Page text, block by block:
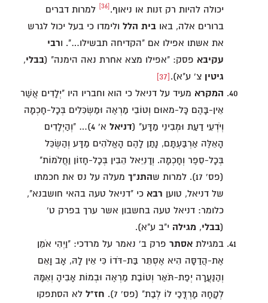
יכולה להיות רק זנות או ניאוף. [36]
למרות דברים
ברורים אלה, באו בית הלל ולימדו כי בעל יכול לגרש
את אשתו אפילו אם "הקדיחה תבשילו…". ורבי
עקיבא פסק: "אפילו מצא אחרת נאה הימנה" (בבלי,
גיטין צ' ע"א).[37]
המקרא מעיד על דניאל כי הוא וחבריו היו "יְלָדִים אֲשֶׁר
אֵין-בָּהֶם כָּל-מאוּם וְטוֹבֵי מַרְאֶה וּמַשְׂכִּלִים בְּכָל-חָכְמָה
וְיֹדְעֵי דַעַת וּמְבִינֵי מַדָּע" (דניאל
א' 4)… "וְהַיְלָדִים
הָאֵלֶּה אַרְבַּעְתָּם, נָתַן לָהֶם הָאֱלֹהִים מַדָּע וְהַשְׂכֵּל
בְּכָל-סֵפֶר וְחָכְמָה. וְדָנִיֵּאל הֵבִין בְּכָל-חָזוֹן וַחֲלֹמוֹת"
(פס' 17). למרות ש
התנ"ך מעלה על נס את חכמתו
של דניאל, טוען רבא כי "דניאל טעה בהאי חושבנא",
כלומר: דניאל טעה בחשבון אשר ערך בפרק ט'
(בבלי, מגילה י"ב ע"א).
במגילת אסתר פרק ב' נאמר על מרדכי: "וַיְהִי אֹמֵן
אֶת-הֲדַסָּה הִיא אֶסְתֵּר בַּת-דֹּדוֹ כִּי אֵין לָהּ, אָב וָאֵם
וְהַנַּעֲרָה יְפַת-תֹּאַר וְטוֹבַת מַרְאֶה וּבְמוֹת אָבִיהָ וְאִמָּהּ
לְקָחָהּ מָרְדֳּכַי לוֹ לְבַת" (פס' 7).
חז"ל לא הסתפקו